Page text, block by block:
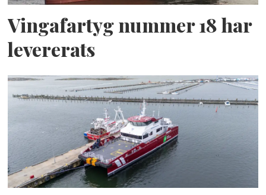
Vingafartyg nummer 18 har
levererats